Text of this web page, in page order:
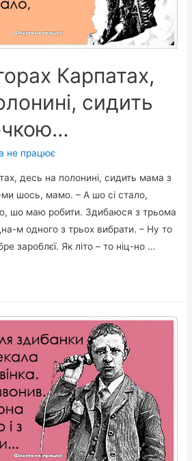
Карпатах,
сидить
не працює
десь на полонині, сидить мама з
шось, мамо. – А шо сі стало,
шо маю робити. Здибаюся з трьома
м одного з трьох вибрати. – Ну то
зароблєї. Як літо – то ніц-но …